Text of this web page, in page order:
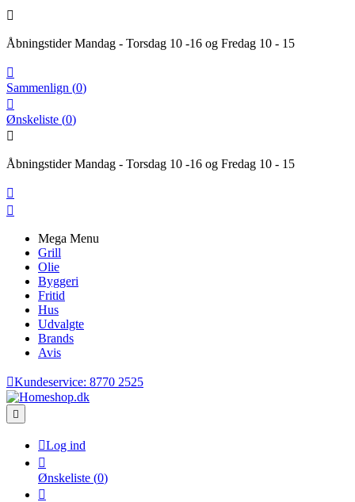

Åbningstider Mandag - Torsdag 10 -16 og Fredag 10 - 15

Sammenlign (0)

Ønskeliste (0)

Åbningstider Mandag - Torsdag 10 -16 og Fredag 10 - 15


Mega Menu
Grill
Olie
Byggeri
Fritid
Hus
Udvalgte
Brands
Avis
Kundeservice: 8770 2525

Log ind

Ønskeliste (0)
